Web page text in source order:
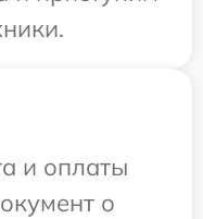
и оплаты
о